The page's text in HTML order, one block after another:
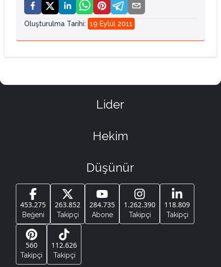
Oluşturulma Tarihi: 19 Eylül 2011
Lider
Hekim
Düşünür
453.275
Beğeni
263.852
Takipçi
284.735
Abone
1.262.390
Takipçi
118.809
Takipçi
560
Takipçi
112.626
Takipçi